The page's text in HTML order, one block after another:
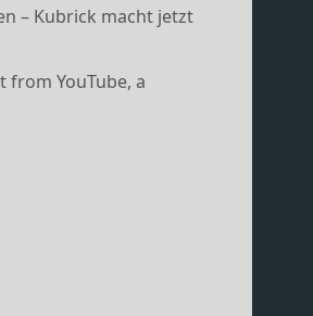
– Kubrick macht jetzt
from YouTube, a